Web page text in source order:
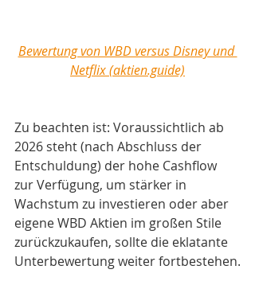
Bewertung von WBD versus Disney und
Netflix (aktien.guide)
Zu beachten ist: Voraussichtlich ab
2026 steht (nach Abschluss der
Entschuldung) der hohe Cashflow
zur Verfügung, um stärker in
Wachstum zu investieren oder aber
eigene WBD Aktien im großen Stile
zurückzukaufen, sollte die eklatante
Unterbewertung weiter fortbestehen.